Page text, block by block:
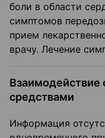
боли в области
симптомов
прием
врачу. Лечение
Взаимодействие
средствами
Информация